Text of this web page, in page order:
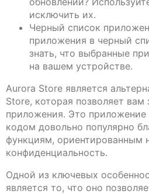
исключить их.
Черный список
приложения в черный
знать, что выбранные
на вашем устройстве.
Aurora Store является
Store, которая позволяет вам
приложения. Это
кодом довольно популярно
функциям, ориентированным
конфиденциальность.
Одной из ключевых
является то, что оно